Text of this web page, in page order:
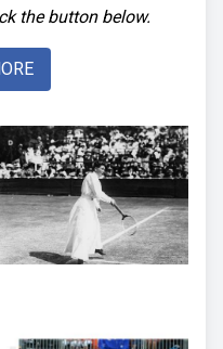
the button below.